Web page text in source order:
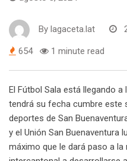
By lagaceta.lat
654 1 minute read
El Fútbol Sala está llegando
tendrá su fecha cumbre este
deportes de San
y el Unión San Buenaventura
máximo que le dará paso a